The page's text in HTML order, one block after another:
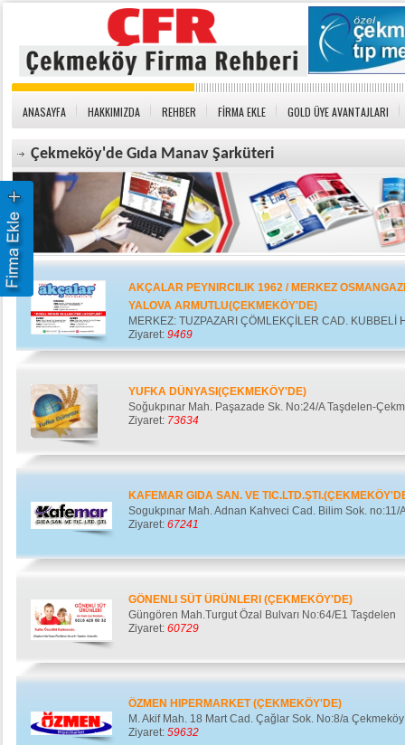
ANASAYFA HAKKIMIZDA REHBER FİRMA EKLE GOLD ÜYE AVANTAJLARI
Çekmeköy'de Gıda Manav Şarküteri
AKÇALAR PEYNIRCILIK 1962 / MERKEZ
YALOVA ARMUTLU(ÇEKMEKÖY'DE)
MERKEZ: TUZPAZARI ÇÖMLEKÇİLER CAD. KUBBELİ
Ziyaret: 9469
YUFKA DÜNYASI(ÇEKMEKÖY'DE)
Soğukpınar Mah. Paşazade Sk. No:24/A Taşdelen-
Ziyaret: 73634
KAFEMAR GIDA SAN. VE
Sogukpınar Mah. Adnan Kahveci Cad. Bilim Sok. no:11/
Ziyaret: 67241
GÖNENLI SÜT ÜRÜNLERI (ÇEKMEKÖY'DE)
Güngören Mah.Turgut Özal Bulvarı No:64/E1 Taşdelen
Ziyaret: 60729
ÖZMEN HIPERMARKET (ÇEKMEKÖY'DE)
M. Akif Mah. 18 Mart Cad. Çağlar Sok. No:8/a Çekmeköy
Ziyaret: 59632